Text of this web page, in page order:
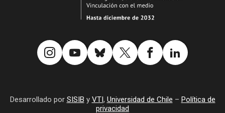
Desarrollado por SISIB y VTI, Universidad de Chile – Política de
privacidad